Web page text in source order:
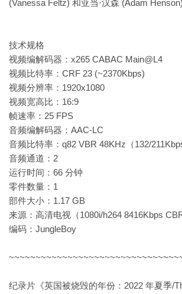
(Vanessa Feltz) 和亚当·汉森 (Adam
技术规格
视频编解码器：x265 CABAC Main@L4
视频比特率：CRF 23 (~2370Kbps)
视频分辨率：1920x1080
视频宽高比：16:9
帧速率：25 FPS
音频编解码器：AAC-LC
音频比特率：q82 VBR 48KHz（132/
音频通道：2
运行时间：66 分钟
零件数量：1
部件大小：1.17 GB
来源：高清电视（1080i/h264 8416Kbps
编码：JungleBoy
纪录片《英国被烧毁的年份：2022 年夏季/